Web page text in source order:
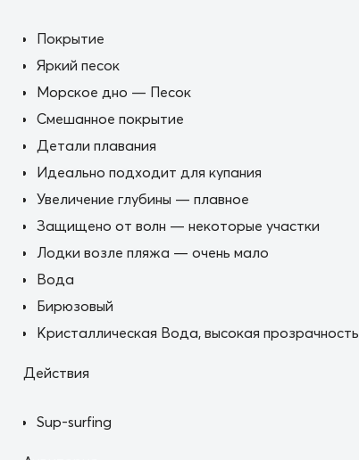
Покрытие
Яркий песок
Морское дно — Песок
Смешанное покрытие
Детали плавания
Идеально подходит для купания
Увеличение глубины — плавное
Защищено от волн — некоторые участки
Лодки возле пляжа — очень мало
Вода
Бирюзовый
Кристаллическая Вода, высокая прозрачность
Действия
Sup-surfing